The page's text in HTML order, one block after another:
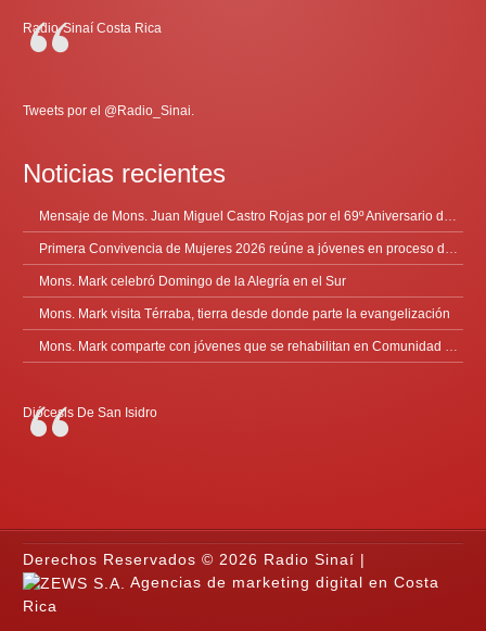
Radio-Sinaí Costa Rica
Tweets por el @Radio_Sinai.
Noticias recientes
Mons. Mark celebró Domingo de la Alegría en el Sur
Mons. Mark visita Térraba, tierra desde donde parte la evangelización
Diócesis De San Isidro
Derechos Reservados © 2026 Radio Sinaí |
Agencias de marketing digital en Costa
Rica